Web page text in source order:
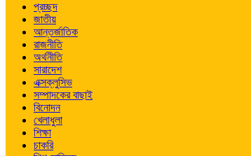
প্রচ্ছদ
জাতীয়
আন্তর্জাতিক
রাজনীতি
অর্থনীতি
সারাদেশ
এক্সক্লুসিভ
সম্পাদকের বাছাই
বিনোদন
খেলাধুলা
শিক্ষা
চাকরি